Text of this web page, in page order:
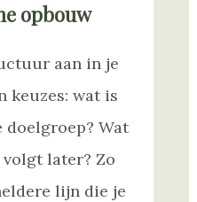
opbouw
aan in je
keuzes: wat is
doelgroep? Wat
later? Zo
lijn die je